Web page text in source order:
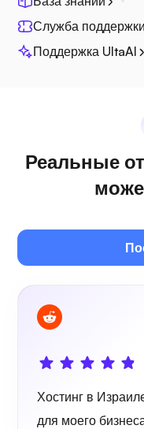
Служба
Поддержка UltaAI
Реальные
Хостинг в
для моего